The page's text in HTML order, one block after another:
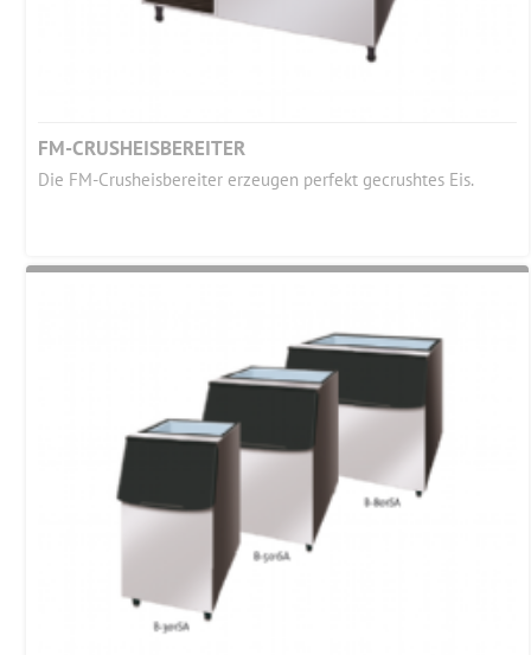
FM-CRUSHEISBEREITER
Die FM-Crusheisbereiter erzeugen perfekt gecrushtes Eis.